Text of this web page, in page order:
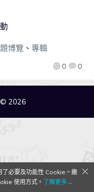
0 0
博覽 、 專輯
2026
了必要及功能性 Cookie。繼
使用方式。 了解更多→